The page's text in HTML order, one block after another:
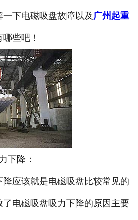
一下电磁吸盘故障以及 广州起重
些吧！
降：
应该就是电磁吸盘比较常见的
电磁吸盘吸力下降的原因主要